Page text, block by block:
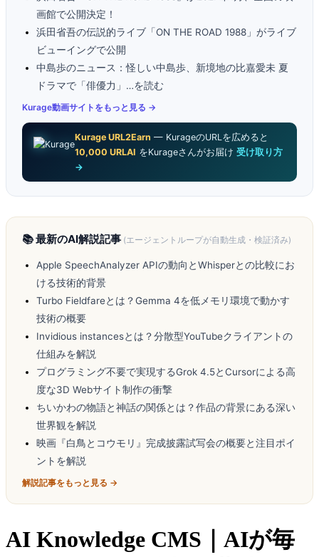
画館で公開決定！
浜田省吾の伝説的ライブ「ON THE ROAD 1988」がライブ
ビューイングで公開
中島歩のニュース：怪しい中島歩、新境地の比嘉愛未 夏
ドラマで「俳優力」…を読む
Kurage動画サイトをもっと見る →
Kurage URL2Earn — KurageのURLを広めると
10,000 URLAI をKurageさんがお届け 受け取り方
→
📚 最新のAI解説記事 (エージェントループが自動生成・検証済み)
Apple SpeechAnalyzer APIの動向とWhisperとの比較にお
ける技術的背景
Turbo Fieldfareとは？Gemma 4を低メモリ環境で動かす
技術の概要
Invidious instancesとは？分散型YouTubeクライアントの
仕組みを解説
プログラミング不要で実現するGrok 4.5とCursorによる高
度な3D Webサイト制作の衝撃
ちいかわの物語と神話の関係とは？作品の背景にある深い
世界観を解説
映画『白鳥とコウモリ』完成披露試写会の概要と注目ポイ
ントを解説
解説記事をもっと見る →
AI Knowledge CMS｜AIが毎